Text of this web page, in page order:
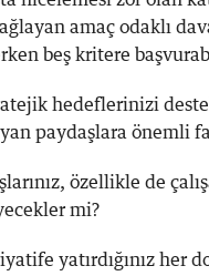
amaç odaklı
beş kritere
hedeflerinizi
paydaşlara önemli
özellikle de
mi?
yatırdığınız her